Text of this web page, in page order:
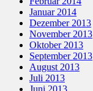
Januar 2014
Dezember 2013
November 2013
Oktober 2013
September 2013
August 2013
Juli 2013
Juni 2013